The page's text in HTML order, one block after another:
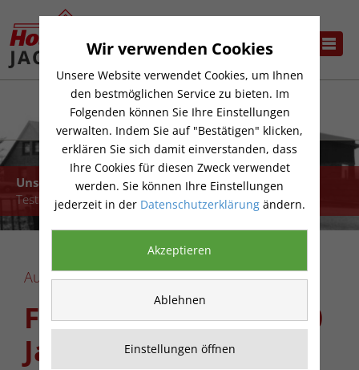
Unsere Geschichte
Test
Aus Tradition zuverlässig
Firmenjubiläum — 90
Jahre Leidenschaft
Wir verwenden Cookies
Unsere Website verwendet Cookies, um Ihnen
den bestmöglichen Service zu bieten. Im
Folgenden können Sie Ihre Einstellungen
verwalten. Indem Sie auf "Bestätigen" klicken,
erklären Sie sich damit einverstanden, dass
Ihre Cookies für diesen Zweck verwendet
werden. Sie können Ihre Einstellungen
jederzeit in der Datenschutzerklärungändern.
Akzeptieren
Ablehnen
Einstellungen öffnen